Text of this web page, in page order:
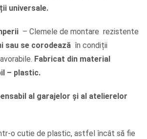
universale.
– Clemele de montare rezistente
sau se corodează în condiții
Fabricat din material
– plastic.
al garajelor și al atelierelor
o cutie de plastic, astfel încât să fie